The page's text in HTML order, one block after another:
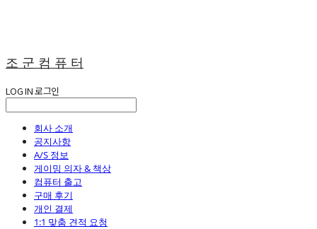
조 군 컴 퓨 터
LOG IN로그인
회사 소개
공지사항
A/S 정보
게이밍 의자 & 책상
컴퓨터 출고
구매 후기
개인 결제
1:1 맞춤 견적 요청